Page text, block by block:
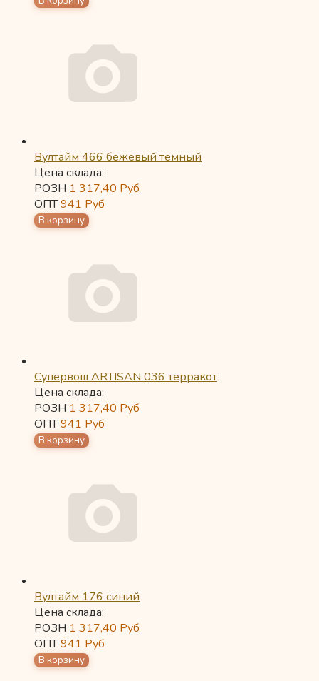
Вултайм 466 бежевый темный
Цена склада:
РОЗН 1 317,40 Руб
ОПТ941 Руб
Супервош ARTISAN 036 терракот
Цена склада:
РОЗН 1 317,40 Руб
ОПТ941 Руб
Вултайм 176 синий
Цена склада:
РОЗН 1 317,40 Руб
ОПТ941 Руб